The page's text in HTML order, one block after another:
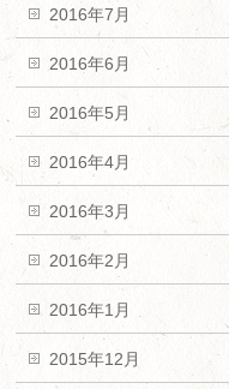
2016年7月
2016年6月
2016年5月
2016年4月
2016年3月
2016年2月
2016年1月
2015年12月